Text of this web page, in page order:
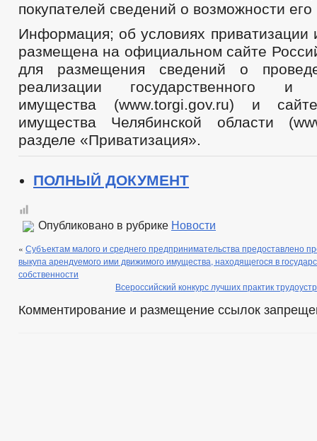
покупателей сведений о возможности
Информация; об условиях приватизации
размещена на официальном сайте
для размещения сведений о
реализации государственного и
имущества (www.torgi.gov.ru) и
имущества Челябинской области
разделе «Приватизация».
ПОЛНЫЙ ДОКУМЕНТ
Опубликовано в рубрике Новости
« Субъектам малого и среднего предпринимательства предоставлено
выкупа арендуемого ими движимого имущества, находящегося в
собственности
Всероссийский конкурс лучших практик
Комментирование и размещение ссылок